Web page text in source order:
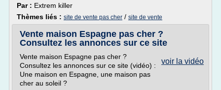
Par : Extrem killer
Thèmes liés : site de vente pas cher / site de vente
Vente maison Espagne pas cher ?
Consultez les annonces sur ce site
voir la vidéo
Vente maison Espagne pas cher ?
Consultez les annonces sur ce site (vidéo) :
Une maison en Espagne, une maison pas
cher au soleil ?